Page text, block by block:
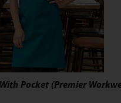
Artikel ansehen
Pocket (Premier